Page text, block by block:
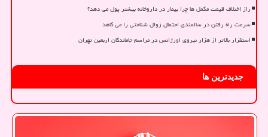
راز اختلاف قیمت مکمل ها چرا بیمار در داروخانه بیشتر پول می دهد؟
سرعت راه رفتن در سالمندی احتمال زوال شناختی را می کاهد
استقرار بالاتر از هزار نیروی اورژانس در مراسم جاماندگان اربعین تهران
جدیدترین ها